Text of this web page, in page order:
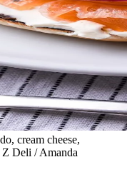
cream cheese,
Z Deli / Amanda